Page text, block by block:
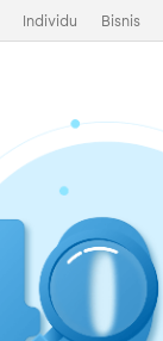
Individu Bisnis